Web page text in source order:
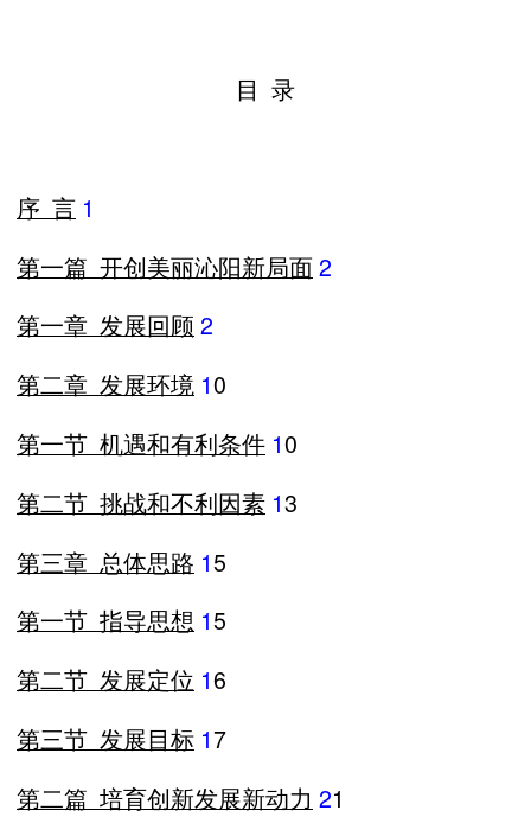
目 录
序 言 1
第一篇 开创美丽沁阳新局面 2
第一章 发展回顾 2
第二章 发展环境 10
第一节 机遇和有利条件 10
第二节 挑战和不利因素 13
第三章 总体思路 15
第一节 指导思想 15
第二节 发展定位 16
第三节 发展目标 17
第二篇 培育创新发展新动力 21